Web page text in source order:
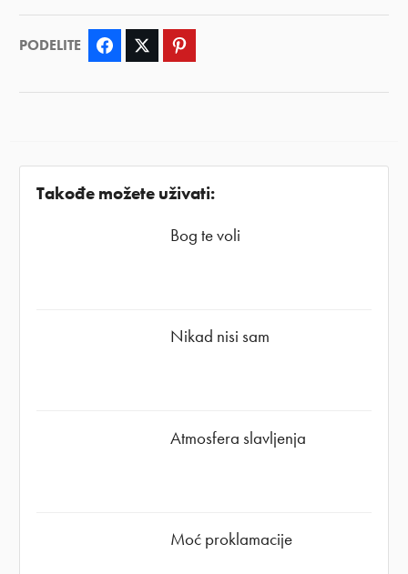
PODELITE Facebook Twitter
Takođe možete uživati:
Bog te voli
Nikad nisi sam
Atmosfera slavljenja
Moć proklamacije